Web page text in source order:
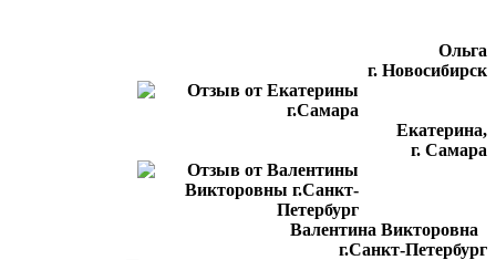
Ольга
г. Новосибирск
Екатерина,
г. Самара
Валентина Викторовна
г.Санкт-Петербург